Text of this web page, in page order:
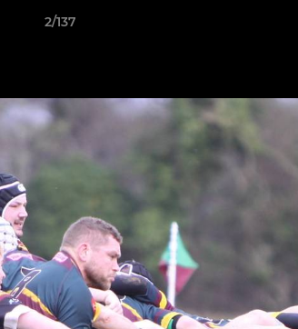
2/137